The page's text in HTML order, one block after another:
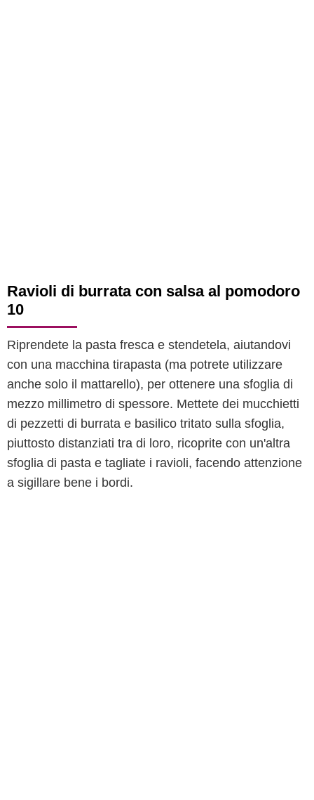
Ravioli di burrata con salsa al pomodoro
10
Riprendete la pasta fresca e stendetela, aiutandovi
con una macchina tirapasta (ma potrete utilizzare
anche solo il mattarello), per ottenere una sfoglia di
mezzo millimetro di spessore. Mettete dei mucchietti
di pezzetti di burrata e basilico tritato sulla sfoglia,
piuttosto distanziati tra di loro, ricoprite con un'altra
sfoglia di pasta e tagliate i ravioli, facendo attenzione
a sigillare bene i bordi.